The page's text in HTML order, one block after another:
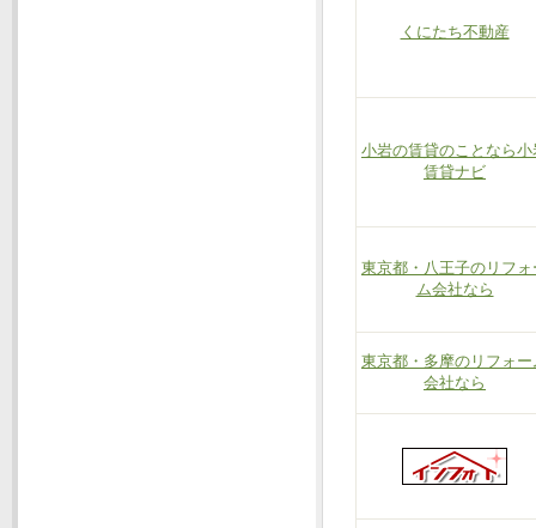
くにたち不動産
小岩の賃貸のことなら小
賃貸ナビ
東京都・八王子のリフォ
ム会社なら
東京都・多摩のリフォー
会社なら